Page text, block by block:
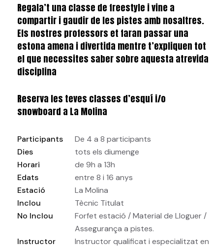
Regala’t una classe de freestyle i vine a
compartir i gaudir de les pistes amb nosaltres.
Els nostres professors et faran passar una
estona amena i divertida mentre t’expliquen tot
el que necessites saber sobre aquesta atrevida
disciplina
Reserva les teves classes d’esquí i/o
snowboard a La Molina
Participants
De 4 a 8 participants
Dies
tots els diumenge
Horari
de 9h a 13h
Edats
entre 8 i 16 anys
Estació
La Molina
Inclou
Tècnic Titulat
No Inclou
Forfet estació / Material de Lloguer /
Assegurança a pistes.
Instructor
Instructor qualificat i especialitzat en